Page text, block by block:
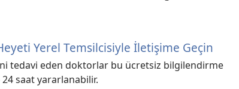
Yerel Temsilcisiyle İletişime Geçin
tedavi eden doktorlar bu ücretsiz bilgilendirme
saat yararlanabilir.